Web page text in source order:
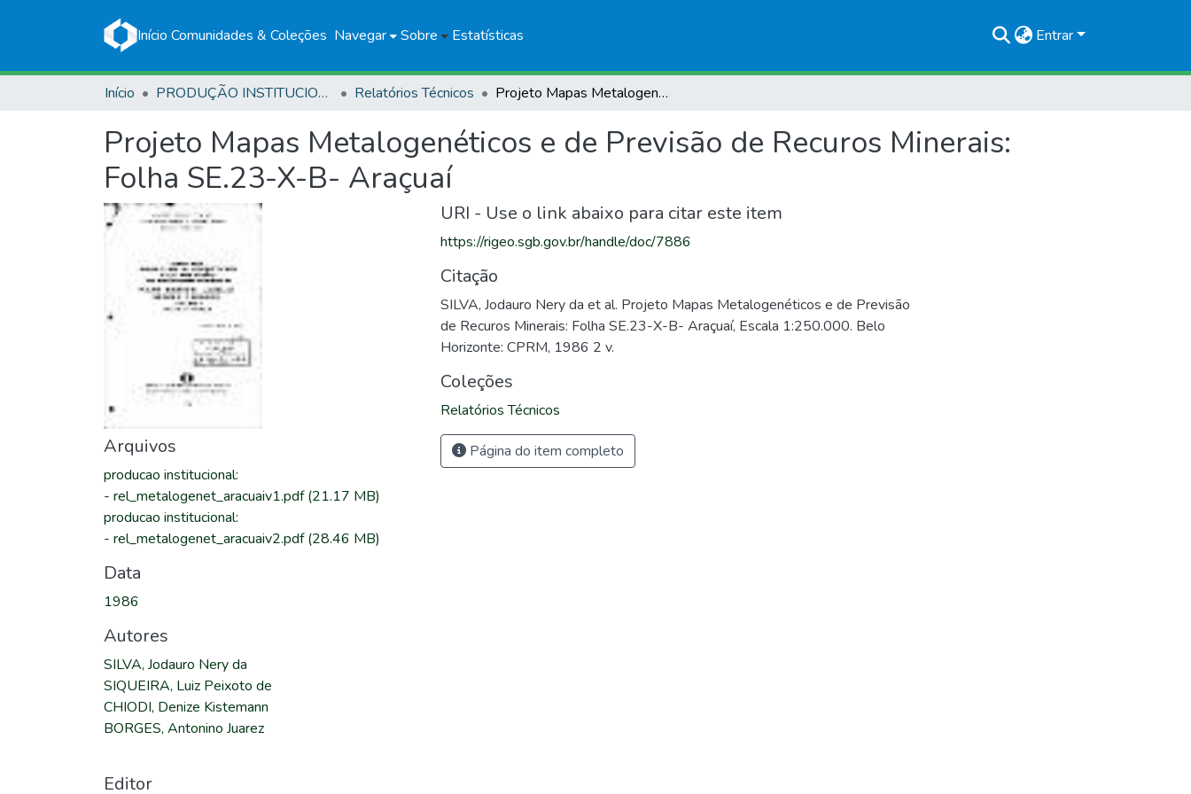
Início Comunidades & Coleções Navegar Sobre Estatísticas Entrar
Início PRODUÇÃO INSTITUCIONAL Relatórios Técnicos Projeto Mapas Metalogenéticos e de Previsão de Recuros Minerais: Folha SE.23-X-B- Araçuaí
Projeto Mapas Metalogenéticos e de Previsão de Recuros Minerais:
Folha SE.23-X-B- Araçuaí
Arquivos
producao institucional:
- rel_metalogenet_aracuaiv1.pdf(21.17 MB)
producao institucional:
- rel_metalogenet_aracuaiv2.pdf(28.46 MB)
Data
1986
Autores
SILVA, Jodauro Nery da
SIQUEIRA, Luiz Peixoto de
CHIODI, Denize Kistemann
BORGES, Antonino Juarez
Editor
URI - Use o link abaixo para citar este item
https://rigeo.sgb.gov.br/handle/doc/7886
Citação
SILVA, Jodauro Nery da et al. Projeto Mapas Metalogenéticos e de Previsão
de Recuros Minerais: Folha SE.23-X-B- Araçuaí, Escala 1:250.000. Belo
Horizonte: CPRM, 1986 2 v.
Coleções
Relatórios Técnicos
Página do item completo